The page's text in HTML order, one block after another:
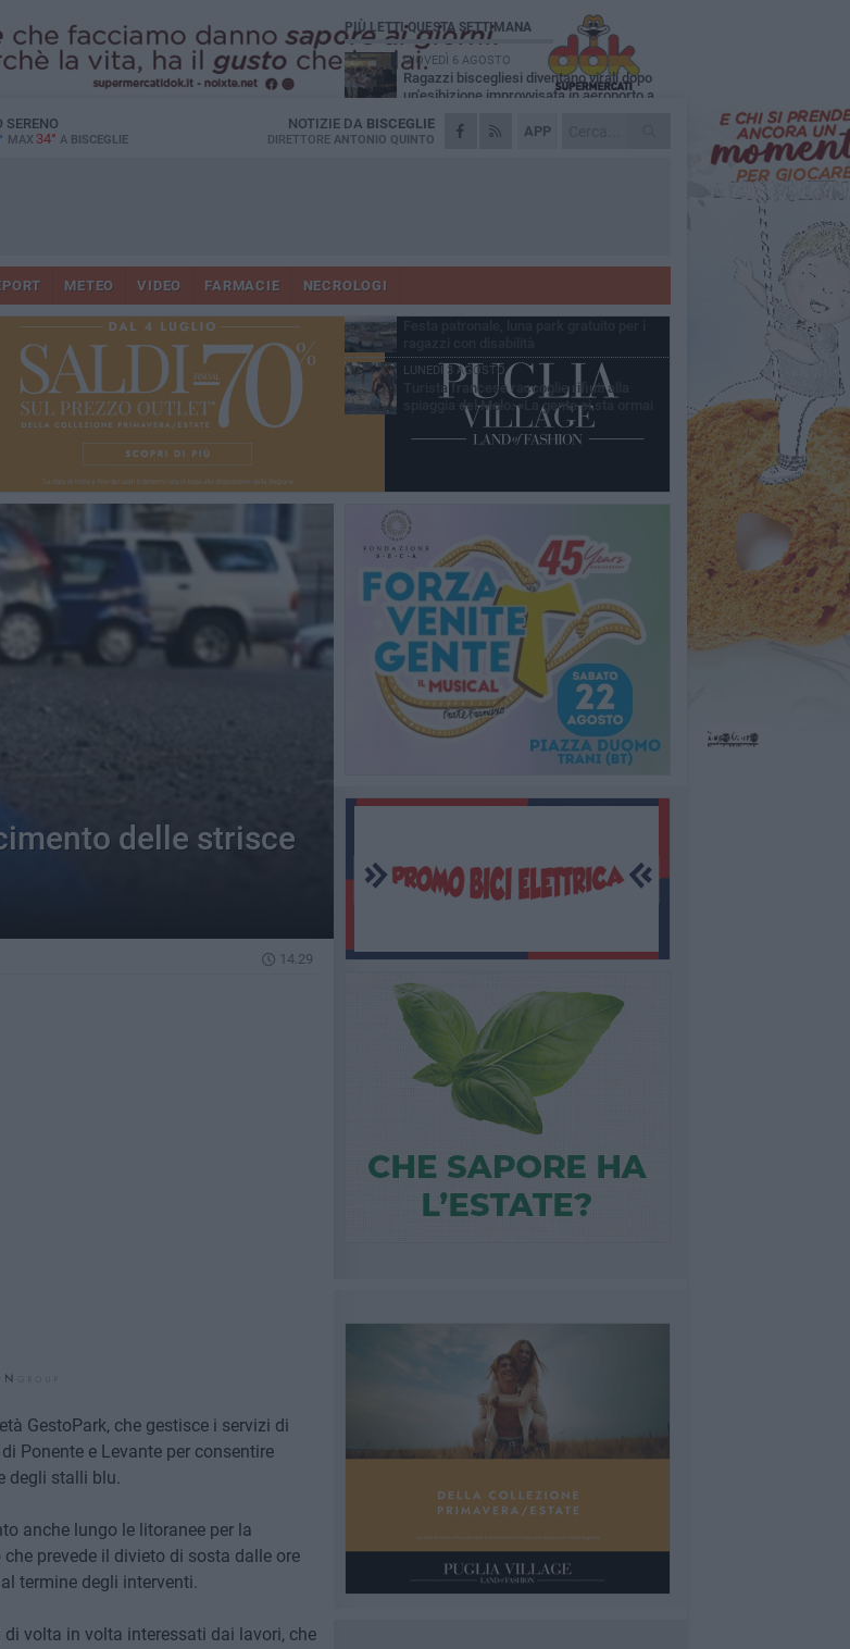
SERENO
MAX 34° A BISCEGLIE
APP
NOTIZIE DA BISCEGLIE
DIRETTORE ANTONIO QUINTO
METEO VIDEO FARMACIE NECROLOGI
delle strisce
14.29
GestoPark, che gestisce i servizi di
Ponente e Levante per consentire
degli stalli blu.
anche lungo le litoranee per la
prevede il divieto di sosta dalle ore
termine degli interventi.
volta in volta interessati dai lavori, che
PIÙ LETTI QUESTA SETTIMANA
GIOVEDÌ 6 AGOSTO
Ragazzi biscegliesi diventano virali dopo
un'esibizione improvvisata in aeroporto a
MARTEDÌ 4 AGOSTO
Emergenza caldo, il Comune di Bisceglie
Due auto incendiate nella notte in via Dieta
MERCOLEDÌ 5 AGOSTO
LUNEDÌ 3 AGOSTO
Turista francese raccoglie rifiuti alla
spiaggia del Molo: «La gente si sta ormai